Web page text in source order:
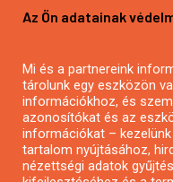
Mezőgazdasági
Pályázatírás civil
Pályázatírás
Pályázatfigyelés
Specifikus
Az Ön adatainak
Mi és a partnereink
tárolunk egy eszközön
információkhoz, és
azonosítókat és az
információkat –
tartalom nyújtásához,
nézettségi adatok